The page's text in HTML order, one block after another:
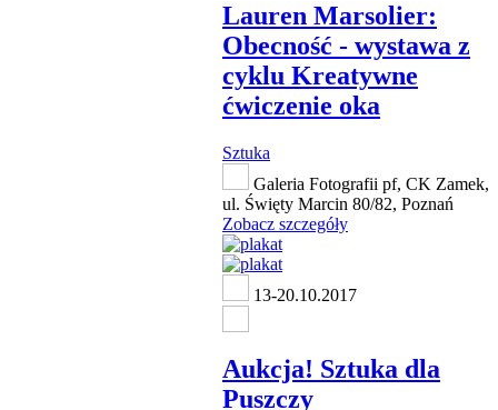
Lauren Marsolier:
Obecność - wystawa z
cyklu Kreatywne
ćwiczenie oka
Sztuka
Galeria Fotografii pf, CK Zamek,
ul. Święty Marcin 80/82, Poznań
Zobacz szczegóły
13-20.10.2017
Aukcja! Sztuka dla
Puszczy